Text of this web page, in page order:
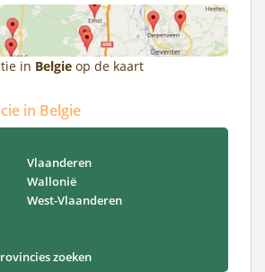
in Belgie op de kaart
in Belgie
Vlaanderen
Wallonië
West-Vlaanderen
zoeken